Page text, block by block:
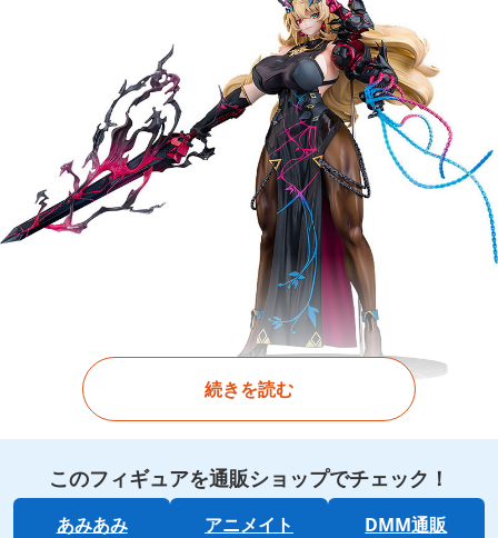
続きを読む
このフィギュアを通販ショップでチェック！
あみあみ アニメイト DMM通販